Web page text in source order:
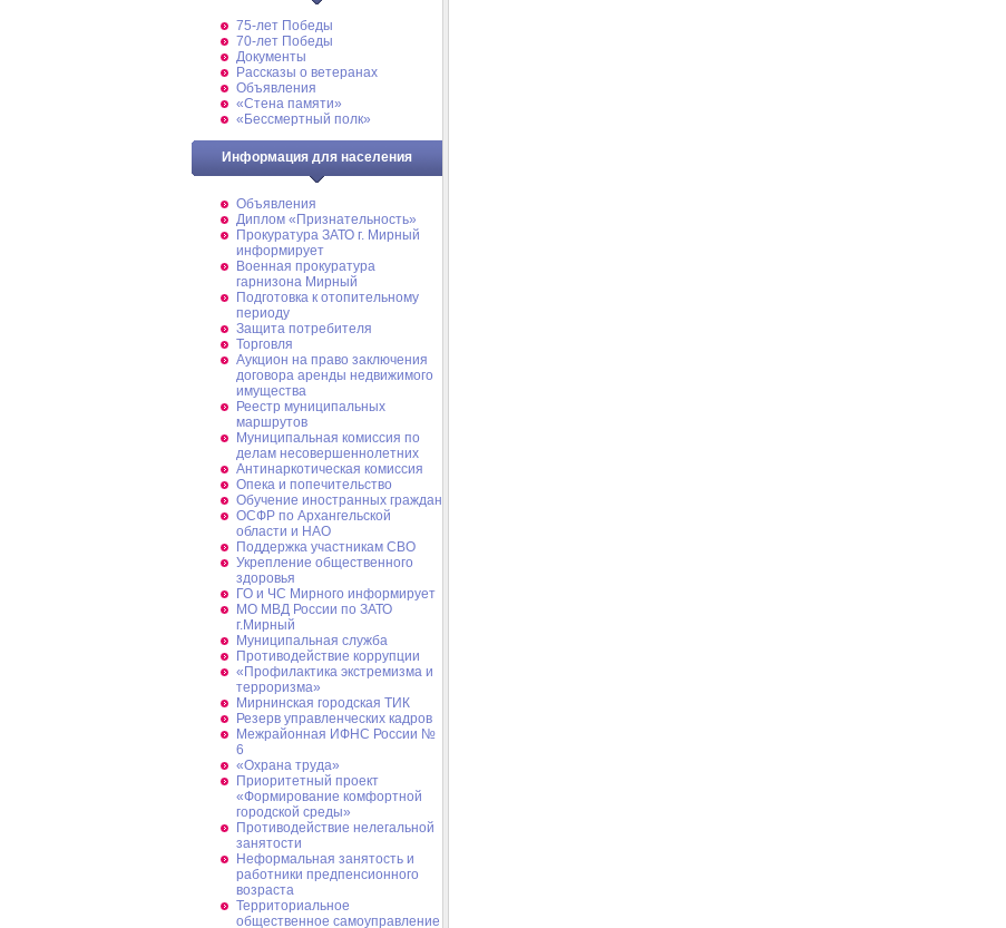
75-лет Победы
70-лет Победы
Документы
Рассказы о ветеранах
Объявления
«Стена памяти»
«Бессмертный полк»
Информация для населения
Объявления
Диплом «Признательность»
Прокуратура ЗАТО г. Мирный
информирует
Военная прокуратура
гарнизона Мирный
Подготовка к отопительному
периоду
Защита потребителя
Торговля
Аукцион на право заключения
договора аренды недвижимого
имущества
Реестр муниципальных
маршрутов
Муниципальная комиссия по
делам несовершеннолетних
Антинаркотическая комиссия
Опека и попечительство
Обучение иностранных граждан
ОСФР по Архангельской
области и НАО
Поддержка участникам СВО
Укрепление общественного
здоровья
ГО и ЧС Мирного информирует
МО МВД России по ЗАТО
г.Мирный
Муниципальная cлужба
Противодействие коррупции
«Профилактика экстремизма и
терроризма»
Мирнинская городская ТИК
Резерв управленческих кадров
Межрайонная ИФНС России №
6
«Охрана труда»
Приоритетный проект
«Формирование комфортной
городской среды»
Противодействие нелегальной
занятости
Неформальная занятость и
работники предпенсионного
возраста
Территориальное
общественное самоуправление